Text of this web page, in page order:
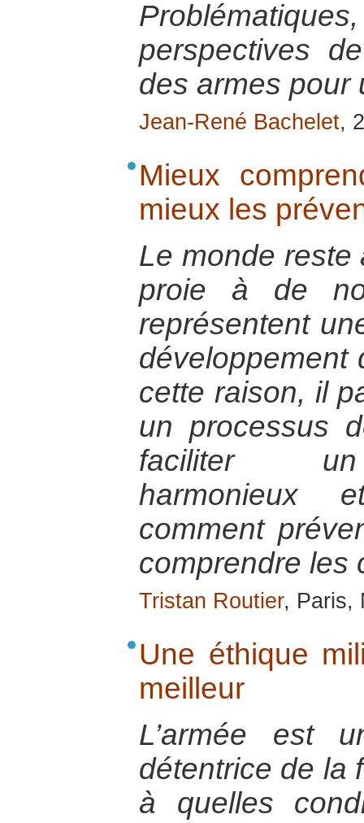
perspectives
des armes pour
Jean-René Bachelet,
Mieux
mieux les
Le monde reste
proie à de
représentent
développement
cette raison, il
un processus
faciliter un
harmonieux
comment
comprendre les
Tristan Routier, Paris,
Une éthique
meilleur
L’armée est
détentrice de la
à quelles